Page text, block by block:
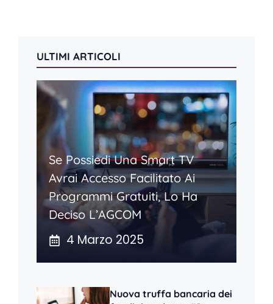
ULTIMI ARTICOLI
Se Possiedi Una Smart TV
Avrai Accesso Facilitato Ai
Programmi Gratuiti, Lo Ha
Deciso L’AGCOM
4 Marzo 2025
Nuova truffa bancaria dei